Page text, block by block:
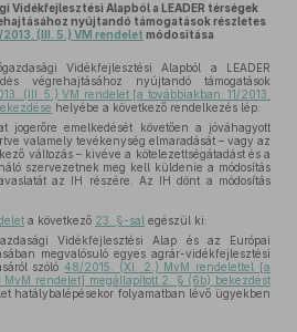
Vidékfejlesztési Alapból a LEADER térségek
nyújtandó támogatások részletes
2013. (III. 5.) VM rendelet módosítása
Vidékfejlesztési Alapból a LEADER
végrehajtásához nyújtandó támogatások
(III. 5.) VM rendelet [a továbbiakban: 11/2013.
helyébe a következő rendelkezés lép:
jogerőre emelkedését követően a jóváhagyott
valamely tevékenység elmaradását – vagy az
változás – kivéve a kötelezettségátadást és a
szervezetnek meg kell küldenie a módosítás
az IH részére. Az IH dönt a módosítás
a következő 23. §-sal egészül ki:
Vidékfejlesztési Alap és az Európai
megvalósuló egyes agrár-vidékfejlesztési
szóló48/2015. (XI. 2.) MvM rendelettel [a
rendelet] megállapított 2. § (6b) bekezdést
hatálybalépésekor folyamatban lévő ügyekben